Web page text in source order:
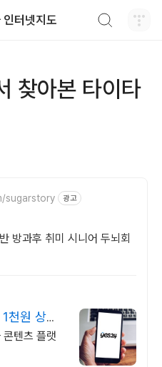
터넷지도
찾아본 타이타
sugarstory 광고
방과후 취미 시니어 두뇌회
천원 상품
텐츠 플랫